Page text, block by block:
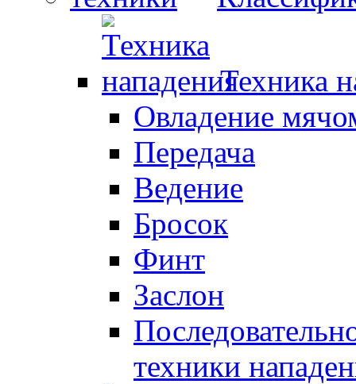
Техника
Овладение
Передача
Ведение
Бросок
Финт
Заслон
техники